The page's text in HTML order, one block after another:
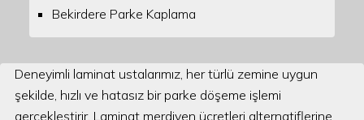
Bekirdere Parke Kaplama
Deneyimli laminat ustalarımız, her türlü zemine uygun
şekilde, hızlı ve hatasız bir parke döşeme işlemi
gerçekleştirir. Laminat merdiven ücretleri alternatiflerine